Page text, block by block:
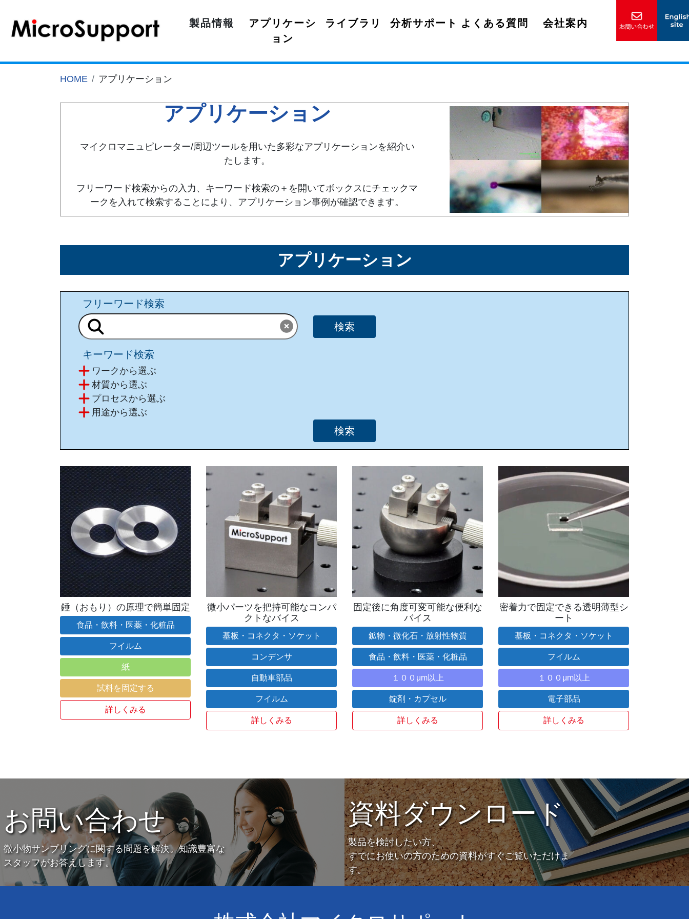
製品情報
アプリケーシ
ョン
ライブラリ 分析サポート よくある質問 会社案内
HOME アプリケーション
アプリケーション
マイクロマニュピレーター/周辺ツールを用いた多彩なアプリケーションを紹介い
たします。
フリーワード検索からの入力、キーワード検索の＋を開いてボックスにチェックマ
ークを入れて検索することにより、アプリケーション事例が確認できます。
アプリケーション
フリーワード検索
キーワード検索
ワークから選ぶ
材質から選ぶ
プロセスから選ぶ
⽤途から選ぶ
錘（おもり）の原理で簡単固定
食品・飲料・医薬・化粧品
フイルム
紙
試料を固定する
詳しくみる
微小パーツを把持可能なコンパ
クトなバイス
基板・コネクタ・ソケット
コンデンサ
自動車部品
フイルム
詳しくみる
固定後に角度可変可能な便利な
バイス
鉱物・微化石・放射性物質
食品・飲料・医薬・化粧品
１００μm以上
錠剤・カプセル
詳しくみる
密着力で固定できる透明薄型シ
ート
基板・コネクタ・ソケット
フイルム
１００μm以上
電子部品
詳しくみる
お問い合わせ
微小物サンプリングに関する問題を解決。知識豊富な
スタッフがお答えします。
資料ダウンロード
製品を検討したい方、
すでにお使いの方のための資料がすぐご覧いただけま
す。